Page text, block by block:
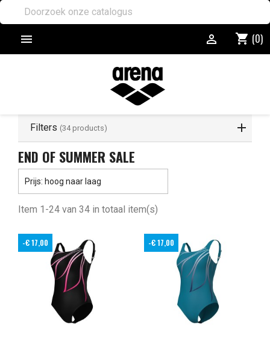
 shopping_cart (0)

Filters (34 products)
END OF SUMMER SALE
Prijs: hoog naar laag
Item 1-24 van 34 in totaal item(s)
-€ 17,00 -€ 17,00